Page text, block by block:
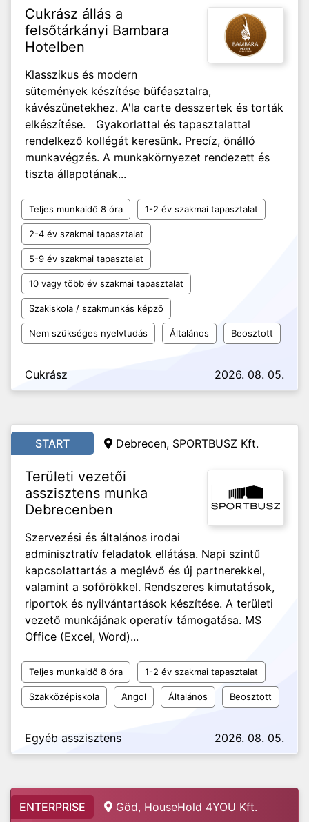
Cukrász állás a
felsőtárkányi Bambara
Hotelben
Klasszikus és modern
sütemények készítése büféasztalra,
kávészünetekhez. A'la carte desszertek és torták
elkészítése. Gyakorlattal és tapasztalattal
rendelkező kollégát keresünk. Precíz, önálló
munkavégzés. A munkakörnyezet rendezett és
tiszta állapotának...
Teljes munkaidő 8 óra 1-2 év szakmai tapasztalat
2-4 év szakmai tapasztalat
5-9 év szakmai tapasztalat
10 vagy több év szakmai tapasztalat
Szakiskola / szakmunkás képző
Nem szükséges nyelvtudás Általános Beosztott
Cukrász 2026. 08. 05.
START Debrecen, SPORTBUSZ Kft.
Területi vezetői
asszisztens munka
Debrecenben
Szervezési és általános irodai
adminisztratív feladatok ellátása. Napi szintű
kapcsolattartás a meglévő és új partnerekkel,
valamint a sofőrökkel. Rendszeres kimutatások,
riportok és nyilvántartások készítése. A területi
vezető munkájának operatív támogatása. MS
Office (Excel, Word)...
Teljes munkaidő 8 óra 1-2 év szakmai tapasztalat
Szakközépiskola Angol Általános Beosztott
Egyéb asszisztens 2026. 08. 05.
ENTERPRISE Göd, HouseHold 4YOU Kft.